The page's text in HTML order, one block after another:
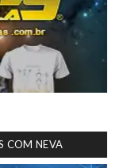
COM NEVA